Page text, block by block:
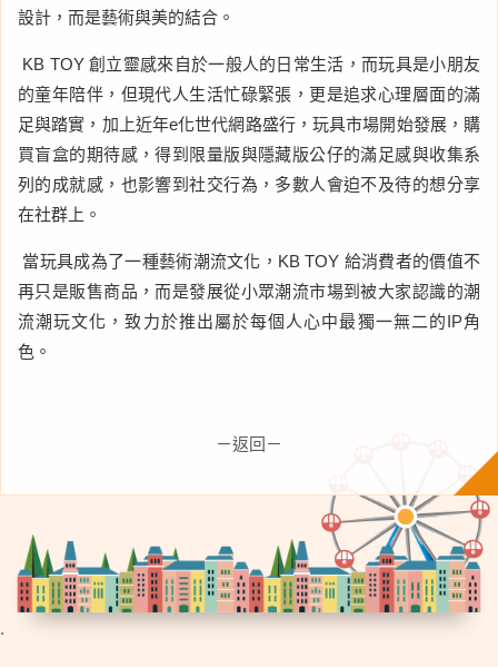
設計，而是藝術與美的結合。
KB TOY 創立靈感來自於一般人的日常生活，而玩具是小朋友
的童年陪伴，但現代人生活忙碌緊張，更是追求心理層面的滿
足與踏實，加上近年e化世代網路盛行，玩具市場開始發展，購
買盲盒的期待感，得到限量版與隱藏版公仔的滿足感與收集系
列的成就感，也影響到社交行為，多數人會迫不及待的想分享
在社群上。
當玩具成為了一種藝術潮流文化，KB TOY 給消費者的價值不
再只是販售商品，而是發展從小眾潮流市場到被大家認識的潮
流潮玩文化，致力於推出屬於每個人心中最獨一無二的IP角
色。
－返回－
.